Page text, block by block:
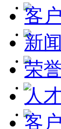
客
新
荣
人
客